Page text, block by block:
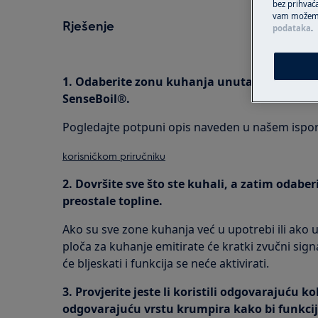
Rješenje
1. Odaberite zonu kuhanja unutar 5
SenseBoil®.
Pogledajte potpuni opis naveden u našem
korisničkom priručniku
2. Dovršite sve što ste kuhali, a zatim
preostale topline.
Ako su sve zone kuhanja već u upotrebi ili
ploča za kuhanje emitirate će kratki zvučni
će bljeskati i funkcija se neće aktivirati.
3. Provjerite jeste li koristili odgovarajuću
odgovarajuću vrstu krumpira kako bi
bez
vam
podataka.